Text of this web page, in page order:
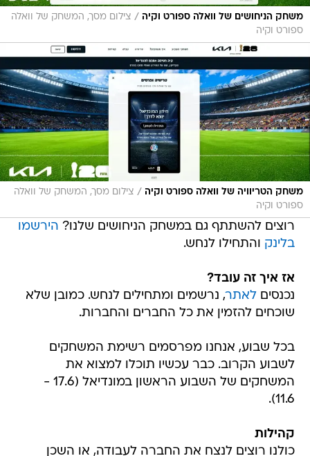
משחק הניחושים של וואלה ספורט וקיה / צילום מסך, המשחק של וואלה
ספורט וקיה
משחק הטריוויה של וואלה ספורט וקיה / צילום מסך, המשחק של וואלה
ספורט וקיה
רוצים להשתתף גם במשחק הניחושים שלנו? הירשמו
בלינק והתחילו לנחש.
אז איך זה עובד?
נכנסיםלאתר, נרשמים ומתחילים לנחש. כמובן שלא
שוכחים להזמין את כל החברים והחברות.
בכל שבוע, אנחנו מפרסמים רשימת המשחקים
לשבוע הקרוב. כבר עכשיו תוכלו למצוא את
המשחקים של השבוע הראשון במונדיאל (17.6 -
11.6).
קהילות
כולנו רוצים לנצח את החברה לעבודה, או השכן